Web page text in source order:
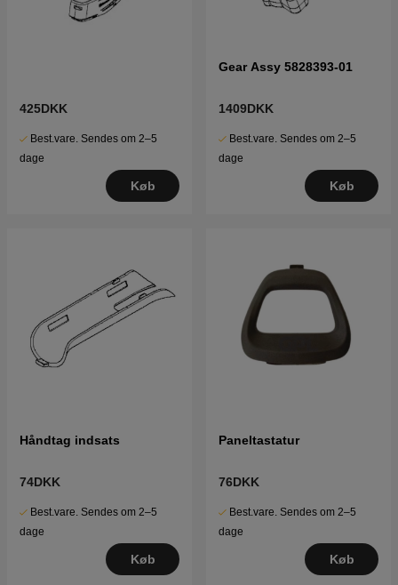
425DKK
Best.vare. Sendes om 2–5
dage
Køb
Gear Assy 5828393-01
1409DKK
Best.vare. Sendes om 2–5
dage
Køb
Håndtag indsats
74DKK
Best.vare. Sendes om 2–5
dage
Køb
Paneltastatur
76DKK
Best.vare. Sendes om 2–5
dage
Køb